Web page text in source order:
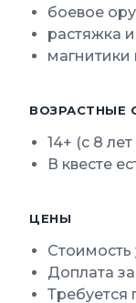
боевое
растяжка
магнитики
ВОЗРАСТНЫЕ
14+ (с 8
В квесте
ЦЕНЫ
Стоимость
Доплата
Требуется